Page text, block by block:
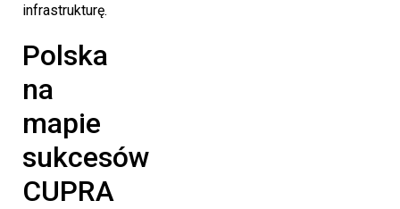
infrastrukturę.
Polska
na
mapie
sukcesów
CUPRA